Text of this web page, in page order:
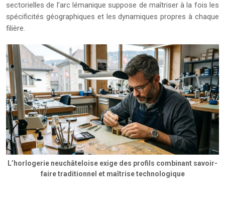
sectorielles de l’arc lémanique suppose de maîtriser à la fois les
spécificités géographiques et les dynamiques propres à chaque
filière.
L’horlogerie neuchâteloise exige des profils combinant savoir-
faire traditionnel et maîtrise technologique